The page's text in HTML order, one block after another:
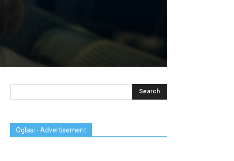
Oglasi - Advertisement